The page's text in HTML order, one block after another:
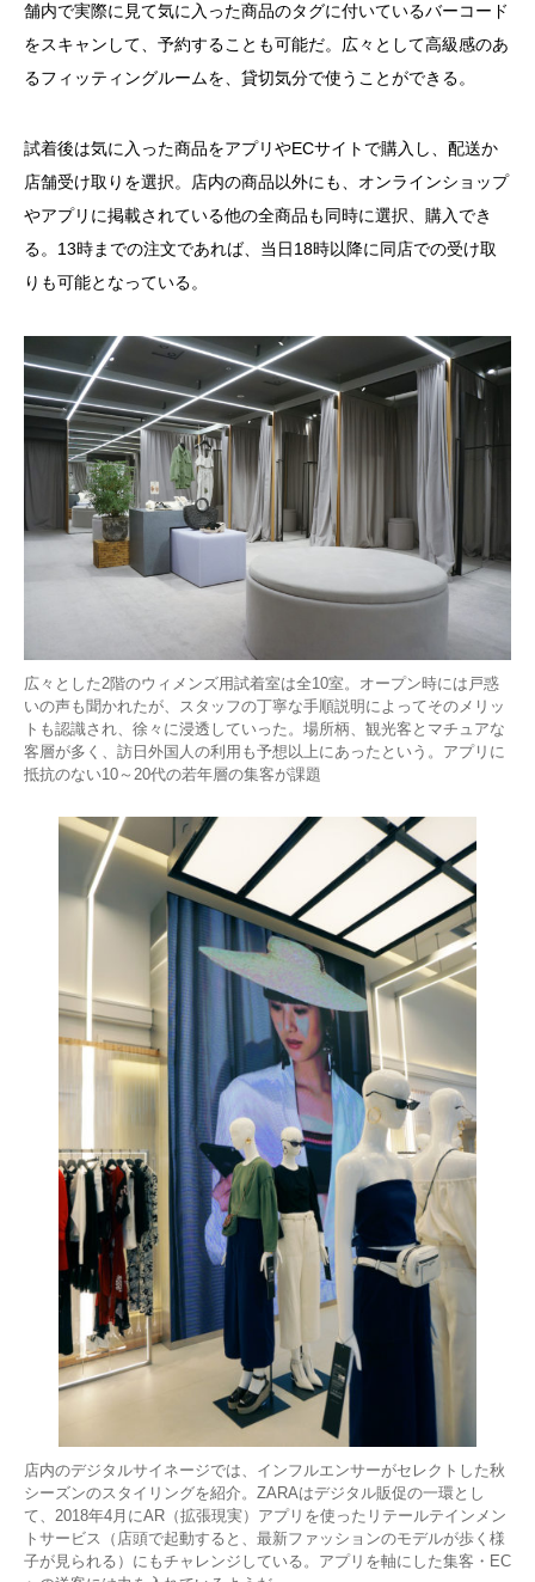
舗内で実際に見て気に入った商品のタグに付いているバーコード
をスキャンして、予約することも可能だ。広々として高級感のあ
るフィッティングルームを、貸切気分で使うことができる。
試着後は気に入った商品をアプリやECサイトで購入し、配送か
店舗受け取りを選択。店内の商品以外にも、オンラインショップ
やアプリに掲載されている他の全商品も同時に選択、購入でき
る。13時までの注文であれば、当日18時以降に同店での受け取
りも可能となっている。
広々とした2階のウィメンズ用試着室は全10室。オープン時には戸惑
いの声も聞かれたが、スタッフの丁寧な手順説明によってそのメリッ
トも認識され、徐々に浸透していった。場所柄、観光客とマチュアな
客層が多く、訪日外国人の利用も予想以上にあったという。アプリに
抵抗のない10～20代の若年層の集客が課題
店内のデジタルサイネージでは、インフルエンサーがセレクトした秋
シーズンのスタイリングを紹介。ZARAはデジタル販促の一環とし
て、2018年4月にAR（拡張現実）アプリを使ったリテールテインメン
トサービス（店頭で起動すると、最新ファッションのモデルが歩く様
子が見られる）にもチャレンジしている。アプリを軸にした集客・EC